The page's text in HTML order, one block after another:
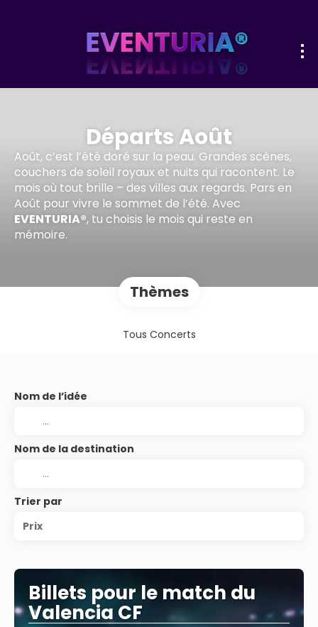
Départs Août
Août, c’est l’été doré sur la peau. Grandes scènes,
couchers de soleil royaux et nuits qui racontent. Le
mois où tout brille – des villes aux regards. Pars en
Août pour vivre le sommet de l’été. Avec
EVENTURIA®, tu choisis le mois qui reste en
mémoire.
Thèmes
Tous Concerts
Nom de l’idée
Nom de la destination
Trier par
Prix
Billets pour le match du
Valencia CF